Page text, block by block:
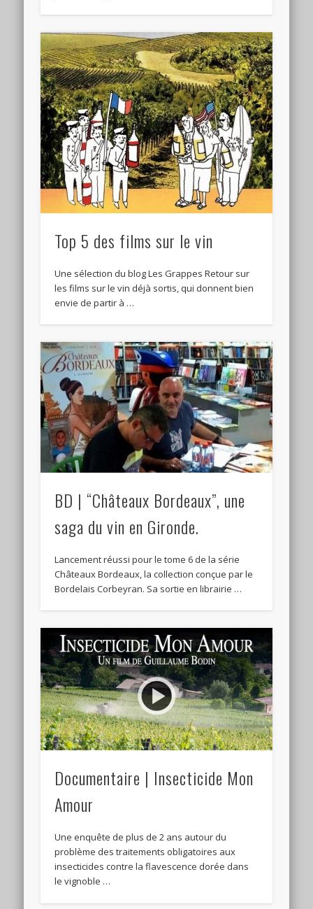
Top 5 des films sur le vin
Une sélection du blog Les Grappes Retour sur
les films sur le vin déjà sortis, qui donnent bien
envie de partir à …
BD | “Châteaux Bordeaux”, une
saga du vin en Gironde.
Lancement réussi pour le tome 6 de la série
Châteaux Bordeaux, la collection conçue par le
Bordelais Corbeyran. Sa sortie en librairie …
Documentaire | Insecticide Mon
Amour
Une enquête de plus de 2 ans autour du
problème des traitements obligatoires aux
insecticides contre la flavescence dorée dans
le vignoble …